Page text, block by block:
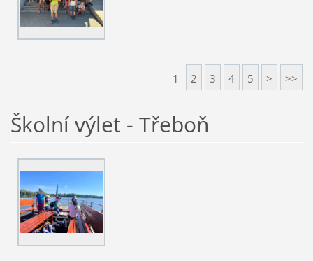
1 2 3 4 5 > >>
Školní výlet - Třeboň